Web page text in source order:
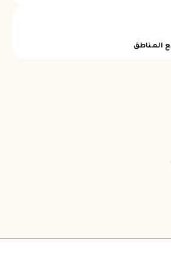
المناطق